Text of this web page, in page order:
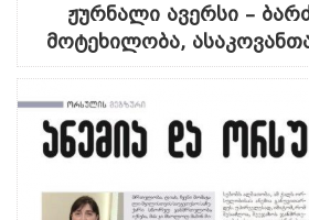
ჟურნალი ავერსი –
მოტეხილობა,